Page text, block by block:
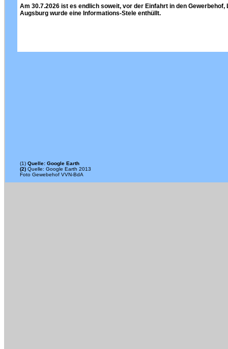
Am 30.7.2026 ist es endlich soweit, vor der Einfahrt in den
Augsburg wurde eine Informations-Stele enthüllt.
(1) Quelle: Google Earth
(2) Quelle: Google Earth 2013
Foto Gewebehof VVN-BdA